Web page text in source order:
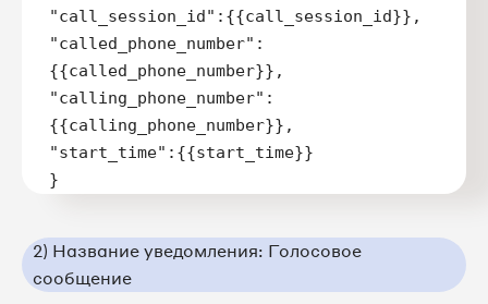
"call_session_id":{{call_session_id}},
"called_phone_number":
{{called_phone_number}},
"calling_phone_number":
{{calling_phone_number}},
"start_time":{{start_time}}
}
2) Название уведомления: Голосовое
сообщение